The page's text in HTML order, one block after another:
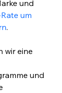
und
um
.
wir eine
und